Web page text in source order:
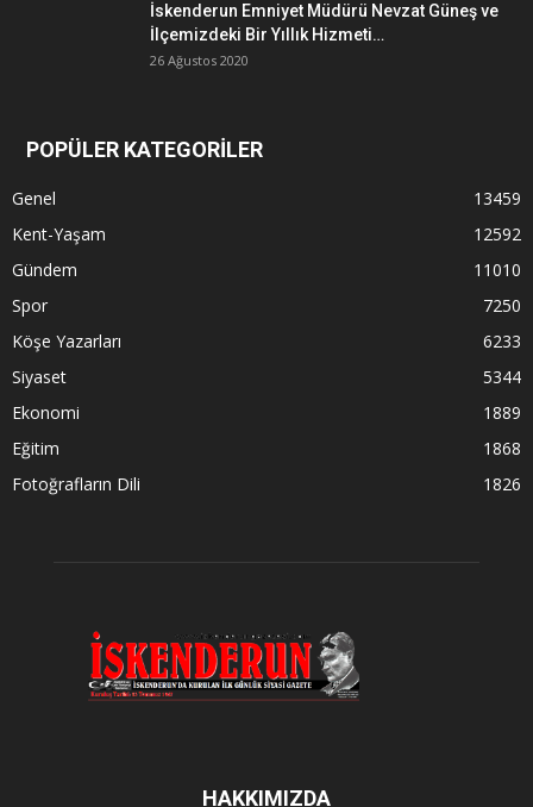
İskenderun Emniyet Müdürü Nevzat Güneş ve
İlçemizdeki Bir Yıllık Hizmeti…
26 Ağustos 2020
POPÜLER KATEGORİLER
Genel
13459
Kent-Yaşam
12592
Gündem
11010
Spor
7250
Köşe Yazarları
6233
Siyaset
5344
Ekonomi
1889
Eğitim
1868
Fotoğrafların Dili
1826
HAKKIMIZDA